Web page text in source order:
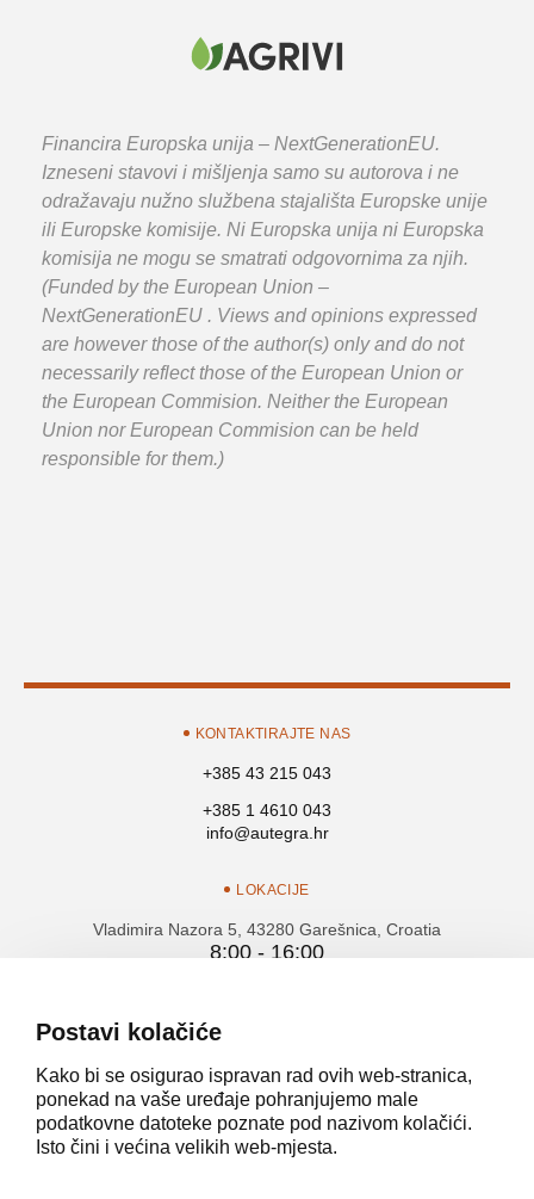
Financira Europska unija – NextGenerationEU.
Izneseni stavovi i mišljenja samo su autorova i ne
odražavaju nužno službena stajališta Europske unije
ili Europske komisije. Ni Europska unija ni Europska
komisija ne mogu se smatrati odgovornima za njih.
(Funded by the European Union –
NextGenerationEU . Views and opinions expressed
are however those of the author(s) only and do not
necessarily reflect those of the European Union or
the European Commision. Neither the European
Union nor European Commision can be held
responsible for them.)
KONTAKTIRAJTE NAS
+385 43 215 043
+385 1 4610 043
info@autegra.hr
LOKACIJE
Vladimira Nazora 5, 43280 Garešnica, Croatia
8:00 - 16:00
Cebini 28, 10010 Buzin, Zagreb, Croatia
8:00 - 16:00
/ Pon - Pet
Postavi kolačiće
Kako bi se osigurao ispravan rad ovih web-stranica,
ponekad na vaše uređaje pohranjujemo male
podatkovne datoteke poznate pod nazivom kolačići.
Isto čini i većina velikih web-mjesta.